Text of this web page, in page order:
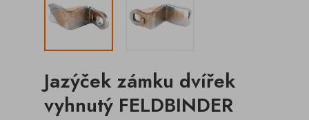
Jazýček zámku dvířek
vyhnutý FELDBINDER